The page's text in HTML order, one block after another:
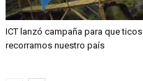
ICT lanzó campaña para que ticos
recorramos nuestro país